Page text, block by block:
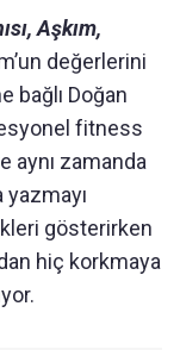
Aşkım,
değerlerini
bağlı Doğan
fitness
aynı zamanda
gösterirken
hiç korkmaya